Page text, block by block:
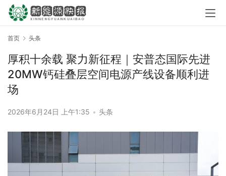
首页 头条
厚积十余载 聚力新征程｜安普态国际先进
20MW钙硅叠层空间电源产线设备顺利进
场
2026年6月24日 上午1:35 • 头条